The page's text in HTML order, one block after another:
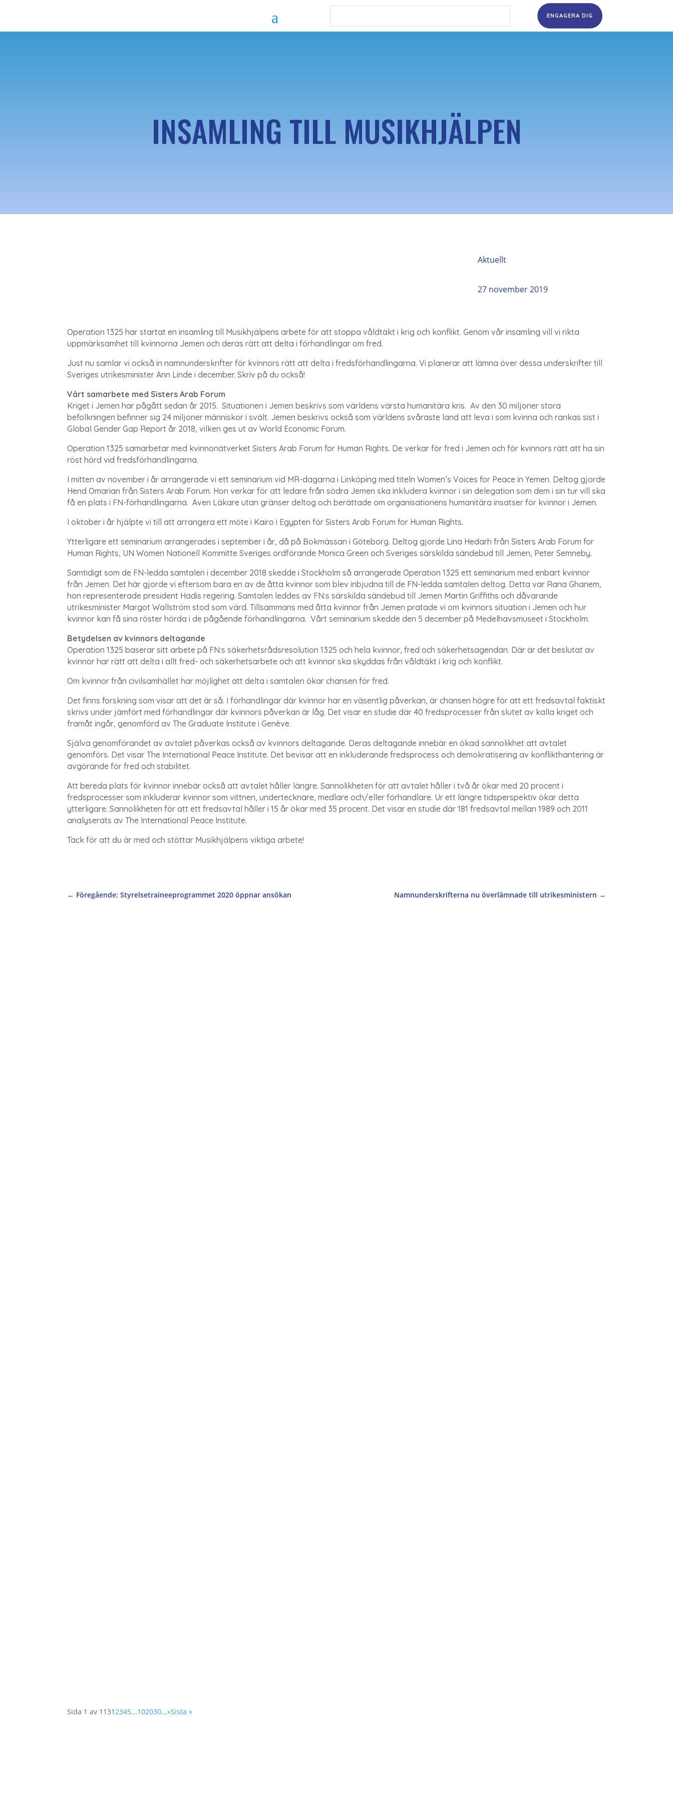
ENGAGERA DIG
INSAMLING TILL MUSIKHJÄLPEN
Aktuellt
27 november 2019
Operation 1325 har startat en insamling till Musikhjälpens arbete för att stoppa våldtäkt i krig och konflikt. Genom vår insamling vill vi rikta
uppmärksamhet till kvinnorna Jemen och deras rätt att delta i förhandlingar om fred.
Just nu samlar vi också in namnunderskrifter för kvinnors rätt att delta i fredsförhandlingarna. Vi planerar att lämna över dessa underskrifter till
Sveriges utrikesminister Ann Linde i december. Skriv på du också!
Vårt samarbete med Sisters Arab Forum
Kriget i Jemen har pågått sedan år 2015. Situationen i Jemen beskrivs som världens värsta humanitära kris. Av den 30 miljoner stora
befolkningen befinner sig 24 miljoner människor i svält. Jemen beskrivs också som världens svåraste land att leva i som kvinna och rankas sist i
Global Gender Gap Report år 2018, vilken ges ut av World Economic Forum.
Operation 1325 samarbetar med kvinnonätverket Sisters Arab Forum for Human Rights. De verkar för fred i Jemen och för kvinnors rätt att ha sin
röst hörd vid fredsförhandlingarna.
I mitten av november i år arrangerade vi ett seminarium vid MR-dagarna i Linköping med titeln Women’s Voices for Peace in Yemen. Deltog gjorde
Hend Omarian från Sisters Arab Forum. Hon verkar för att ledare från södra Jemen ska inkludera kvinnor i sin delegation som dem i sin tur vill ska
få en plats i FN-förhandlingarna. Även Läkare utan gränser deltog och berättade om organisationens humanitära insatser för kvinnor i Jemen.
I oktober i år hjälpte vi till att arrangera ett möte i Kairo i Egypten för Sisters Arab Forum for Human Rights.
Ytterligare ett seminarium arrangerades i september i år, då på Bokmässan i Göteborg. Deltog gjorde Lina Hedarh från Sisters Arab Forum for
Human Rights, UN Women Nationell Kommitte Sveriges ordförande Monica Green och Sveriges särskilda sändebud till Jemen, Peter Semneby.
Samtidigt som de FN-ledda samtalen i december 2018 skedde i Stockholm så arrangerade Operation 1325 ett seminarium med enbart kvinnor
från Jemen. Det här gjorde vi eftersom bara en av de åtta kvinnor som blev inbjudna till de FN-ledda samtalen deltog. Detta var Rana Ghanem,
hon representerade president Hadis regering. Samtalen leddes av FN:s särskilda sändebud till Jemen Martin Griffiths och dåvarande
utrikesminister Margot Wallström stod som värd. Tillsammans med åtta kvinnor från Jemen pratade vi om kvinnors situation i Jemen och hur
kvinnor kan få sina röster hörda i de pågående förhandlingarna. Vårt seminarium skedde den 5 december på Medelhavsmuseet i Stockholm.
Betydelsen av kvinnors deltagande
Operation 1325 baserar sitt arbete på FN:s säkerhetsrådsresolution 1325 och hela kvinnor, fred och säkerhetsagendan. Där är det beslutat av
kvinnor har rätt att delta i allt fred- och säkerhetsarbete och att kvinnor ska skyddas från våldtäkt i krig och konflikt.
Om kvinnor från civilsamhället har möjlighet att delta i samtalen ökar chansen för fred.
Det finns forskning som visar att det är så. I förhandlingar där kvinnor har en väsentlig påverkan, är chansen högre för att ett fredsavtal faktiskt
skrivs under jämfört med förhandlingar där kvinnors påverkan är låg. Det visar en studie där 40 fredsprocesser från slutet av kalla kriget och
framåt ingår, genomförd av The Graduate Institute i Genève.
Själva genomförandet av avtalet påverkas också av kvinnors deltagande. Deras deltagande innebär en ökad sannolikhet att avtalet
genomförs. Det visar The International Peace Institute. Det bevisar att en inkluderande fredsprocess och demokratisering av konflikthantering är
avgörande för fred och stabilitet.
Att bereda plats för kvinnor innebär också att avtalet håller längre. Sannolikheten för att avtalet håller i två år ökar med 20 procent i
fredsprocesser som inkluderar kvinnor som vittnen, undertecknare, medlare och/eller förhandlare. Ur ett längre tidsperspektiv ökar detta
ytterligare. Sannolikheten för att ett fredsavtal håller i 15 år ökar med 35 procent. Det visar en studie där 181 fredsavtal mellan 1989 och 2011
analyserats av The International Peace Institute.
Tack för att du är med och stöttar Musikhjälpens viktiga arbete!
← Föregående: Styrelsetraineeprogrammet 2020 öppnar ansökan Namnunderskrifterna nu överlämnade till utrikesministern →
Sida 1 av 11312345...102030...»Sista »